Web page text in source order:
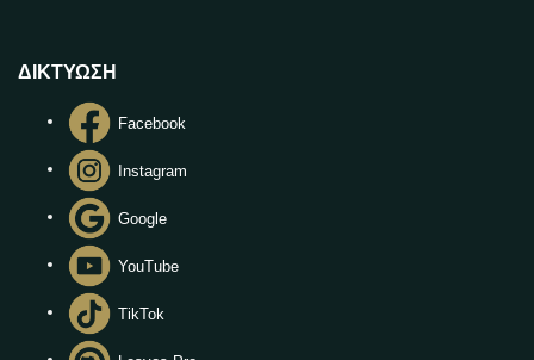
ΔΙΚΤΥΩΣΗ
Facebook
Instagram
Google
YouTube
TikTok